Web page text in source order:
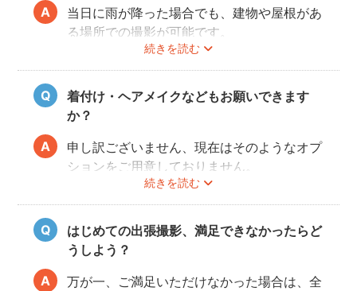
続きを読む
当日に雨が降った場合でも、建物や屋根があ
る場所での撮影が可能です。
また、撮影の実施が難しいと判断される天候
不良の場合は、事前にフォトグラファーと決
行もしくは日時変更を相談してください。
日時変更方法は
こちら をご参照ください。
着付け・ヘアメイクなどもお願いできます
か？
続きを読む
申し訳ございません、現在はそのようなオプ
ションをご用意しておりません。
はじめての出張撮影、満足できなかったらど
うしよう？
万が一、ご満足いただけなかった場合は、全